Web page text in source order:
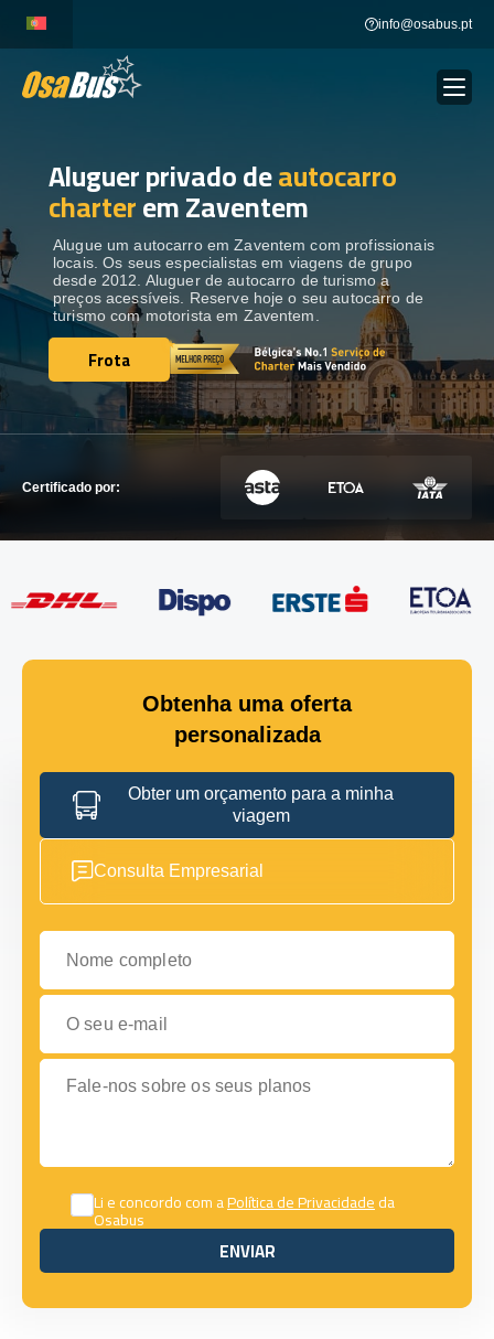
content
info@osabus.pt
ALUGUER DE AUTOCARROS
DESTINOS
FROTA
ENTRE EM CONTACTO
ENTRE EM CONTACTO
Aluguer privado deautocarro
charterem Zaventem
Alugue um autocarro em Zaventem com profissionais
locais. Os seus especialistas em viagens de grupo
desde 2012. Aluguer de autocarro de turismo a
preços acessíveis. Reserve hoje o seu autocarro de
turismo com motorista em Zaventem.
Frota
Frota
Certificado por:
Obtenha uma oferta
personalizada
Obter um orçamento para a minha
viagem
Consulta Empresarial
Nome completo
O seu e-mail
Fale-nos sobre os seus planos
Li e concordo com aPolítica de Privacidadeda
Osabus
ENVIAR
ENVIAR